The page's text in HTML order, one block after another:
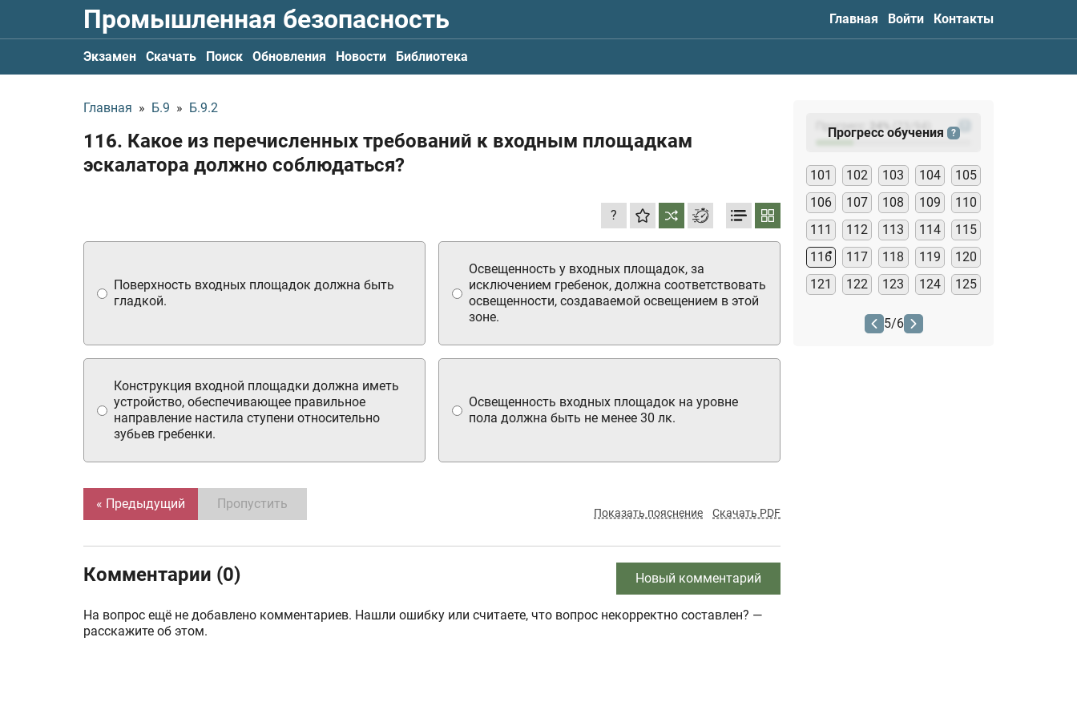
Промышленная безопасность Главная Войти Контакты
Экзамен Скачать Поиск Обновления Новости Библиотека
Главная » Б.9 » Б.9.2
116. Какое из перечисленных требований к входным площадкам
эскалатора должно соблюдаться?
?
Конструкция входной площадки должна иметь
устройство, обеспечивающее правильное
направление настила ступени относительно
зубьев гребенки.
Освещенность входных площадок на уровне
пола должна быть не менее 30 лк.
Освещенность у входных площадок, за
исключением гребенок, должна соответствовать
освещенности, создаваемой освещением в этой
зоне.
Поверхность входных площадок должна быть
гладкой.
« Предыдущий Пропустить
Показать пояснение Скачать PDF
Комментарии (0) Новый комментарий
На вопрос ещё не добавлено комментариев. Нашли ошибку или считаете, что вопрос некорректно составлен? —
расскажите об этом.
Прогресс: (23
Прогресс обучения ?
101 102 103 104
105
106
107 108 109
110
111
112 113 114
115
116
117 118 119
120
121
122 123 124 125
5/6